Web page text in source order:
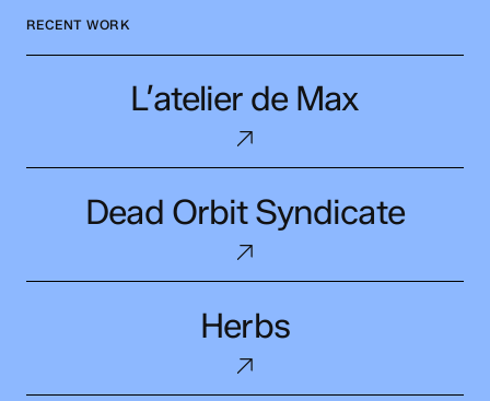
RECENT WORK
L’atelier de Max
Dead Orbit Syndicate
Herbs